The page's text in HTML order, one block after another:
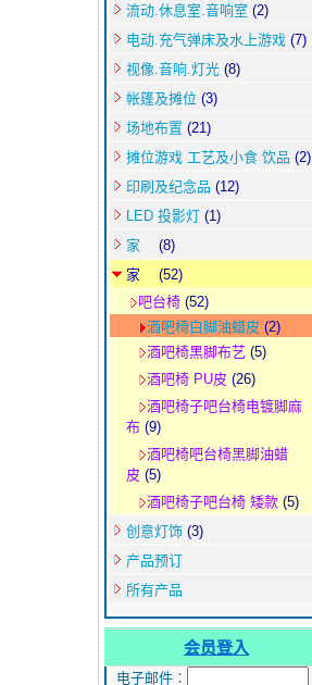
流动.休息室.音响室 (2)
电动.充气弹床及水上游戏 (7)
视像.音响.灯光 (8)
帐篷及摊位 (3)
场地布置 (21)
摊位游戏 工艺及小食 饮品 (2)
印刷及纪念品 (12)
LED 投影灯 (1)
家
(8)
家
(52)
吧台椅 (52)
酒吧椅白脚油蜡皮 (2)
酒吧椅黑脚布艺 (5)
酒吧椅 PU皮 (26)
酒吧椅子吧台椅电镀脚麻
布 (9)
酒吧椅吧台椅黑脚油蜡
皮 (5)
酒吧椅子吧台椅 矮款 (5)
创意灯饰 (3)
产品预订
所有产品
会员登入
电子邮件∶